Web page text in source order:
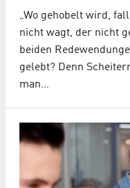
„Wo gehobelt wird,
nicht wagt, der nicht
beiden
gelebt? Denn
man…